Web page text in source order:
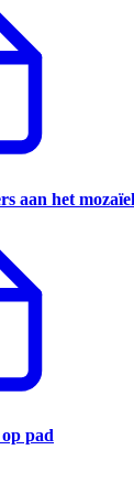
aan het
pad